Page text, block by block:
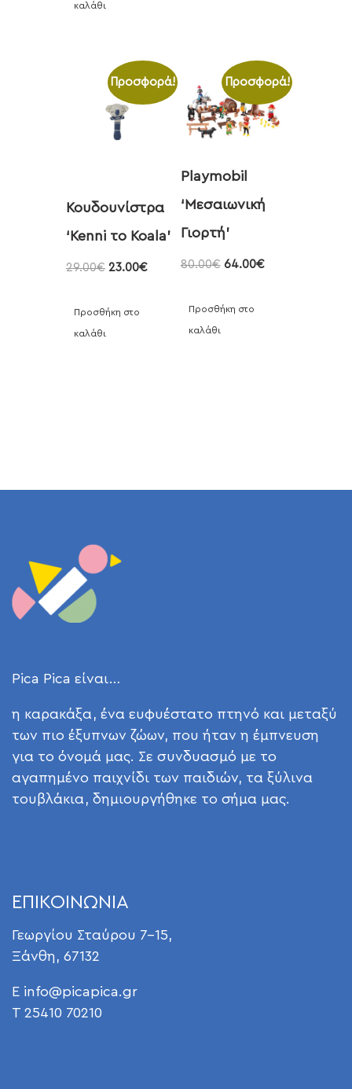
καλάθι
Προσφορά!
Κουδουνίστρα
‘Kenni το Koala’
29.00€ 23.00€
Προσθήκη στο
καλάθι
Προσφορά!
Playmobil
‘Μεσαιωνική
Γιορτή’
80.00€ 64.00€
Προσθήκη στο
καλάθι
Pica Pica είναι…
η καρακάξα, ένα ευφυέστατο πτηνό και μεταξύ
των πιο έξυπνων ζώων, που ήταν η έμπνευση
για το όνομά μας. Σε συνδυασμό με το
αγαπημένο παιχνίδι των παιδιών, τα ξύλινα
τουβλάκια, δημιουργήθηκε το σήμα μας.
ΕΠΙΚΟΙΝΩΝΙΑ
Γεωργίου Σταύρου 7-15,
Ξάνθη, 67132
E info@picapica.gr
T 25410 70210